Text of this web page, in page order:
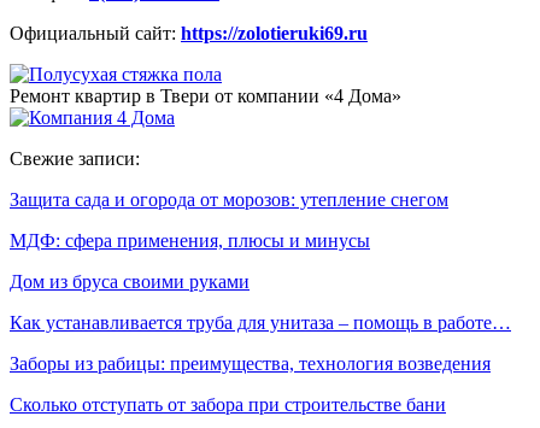
Официальный сайт: https://zolotieruki69.ru
Ремонт квартир в Твери от компании «4 Дома»
Свежие записи:
Защита сада и огорода от морозов: утепление снегом
МДФ: сфера применения, плюсы и минусы
Дом из бруса своими руками
Как устанавливается труба для унитаза – помощь в работе…
Заборы из рабицы: преимущества, технология возведения
Сколько отступать от забора при строительстве бани